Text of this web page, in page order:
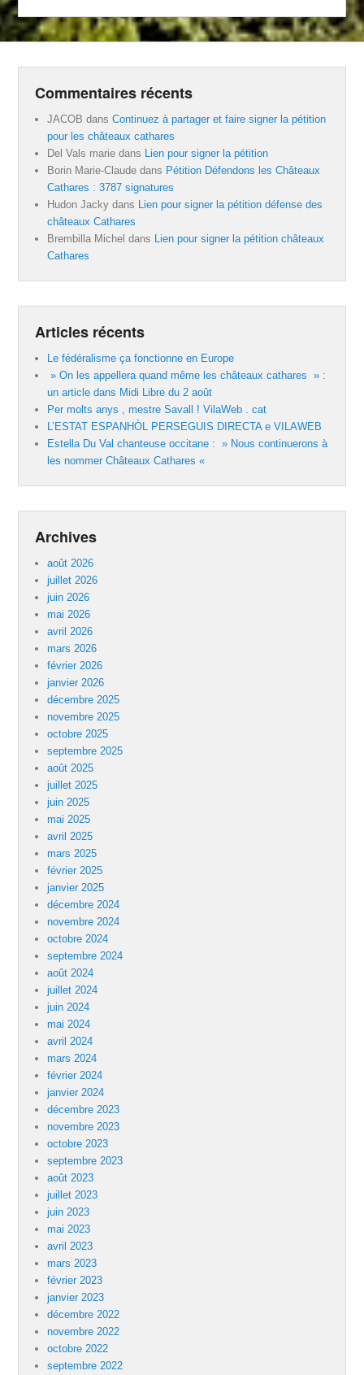
Commentaires récents
JACOB dansContinuez à partager et faire signer la pétition
pour les châteaux cathares
Del Vals marie dans
Lien pour signer la pétition
Borin Marie-Claude dans Pétition Défendons les Châteaux
Cathares : 3787 signatures
Hudon Jacky dans
Lien pour signer la pétition défense des
châteaux Cathares
Brembilla Michel dans
Lien pour signer la pétition châteaux
Cathares
Articles récents
Le fédéralisme ça fonctionne en Europe
» On les appellera quand même les châteaux cathares » :
un article dans Midi Libre du 2 août
Per molts anys , mestre Savall ! VilaWeb . cat
L’ESTAT ESPANHÒL PERSEGUIS DIRECTA e VILAWEB
Estella Du Val chanteuse occitane : » Nous continuerons à
les nommer Châteaux Cathares «
Archives
août 2026
juillet 2026
juin 2026
mai 2026
avril 2026
mars 2026
février 2026
janvier 2026
décembre 2025
novembre 2025
octobre 2025
septembre 2025
août 2025
juillet 2025
juin 2025
mai 2025
avril 2025
mars 2025
février 2025
janvier 2025
décembre 2024
novembre 2024
octobre 2024
septembre 2024
août 2024
juillet 2024
juin 2024
mai 2024
avril 2024
mars 2024
février 2024
janvier 2024
décembre 2023
novembre 2023
octobre 2023
septembre 2023
août 2023
juillet 2023
juin 2023
mai 2023
avril 2023
mars 2023
février 2023
janvier 2023
décembre 2022
novembre 2022
octobre 2022
septembre 2022